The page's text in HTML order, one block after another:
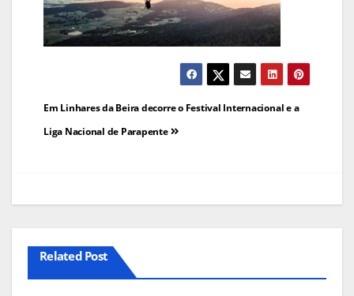
Navegação
de
Em Linhares da Beira decorre o Festival Internacional e a
Liga Nacional de Parapente
Related Post